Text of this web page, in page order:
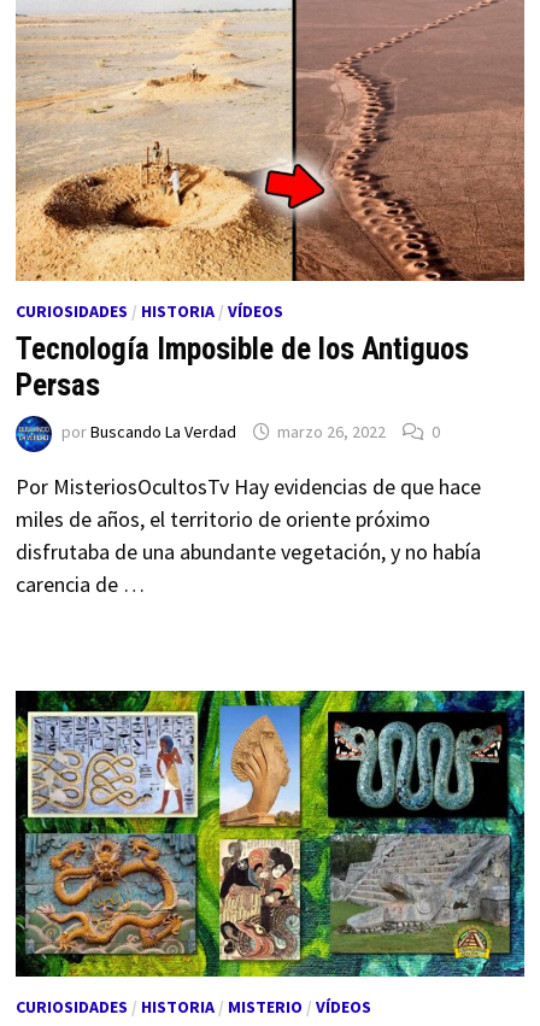
CURIOSIDADES / HISTORIA/ VÍDEOS
Tecnología Imposible de los Antiguos
Persas
porBuscando La Verdad marzo 26, 2022 0
Por MisteriosOcultosTv Hay evidencias de que hace
miles de años, el territorio de oriente próximo
disfrutaba de una abundante vegetación, y no había
carencia de …
CURIOSIDADES / HISTORIA/ MISTERIO / VÍDEOS